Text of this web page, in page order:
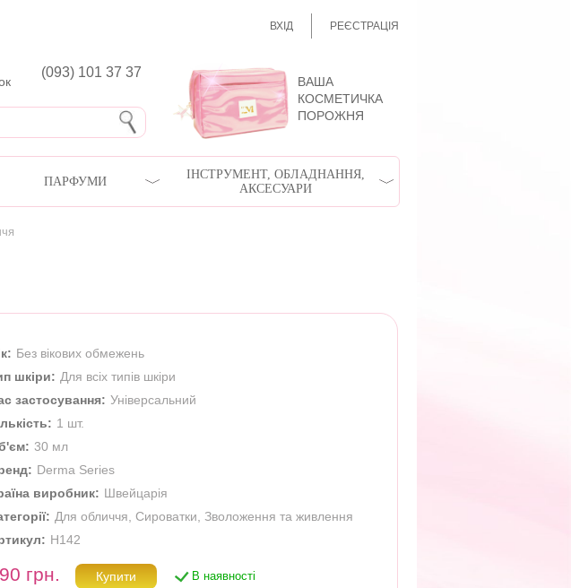
ВХІД РЕЄСТРАЦІЯ
(093) 101 37 37
ВАША
КОСМЕТИЧКА
ПОРОЖНЯ
ПАРФУМИ
ІНСТРУМЕНТ, ОБЛАДНАННЯ,
АКСЕСУАРИ
Без вікових обмежень
шкіри: Для всіх типів шкіри
застосування: Універсальний
1 шт.
30 мл
Derma Series
виробник: Швейцарія
Для обличчя Сироватки
Зволоження та живлення
H142
грн. В наявності